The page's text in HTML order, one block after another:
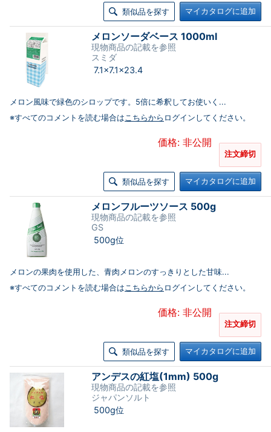
類似品を探す マイカタログに追加
メロンソーダベース 1000ml
現物商品の記載を参照
スミダ
7.1×7.1×23.4
メロン風味で緑色のシロップです。5倍に希釈してお使いく...
※すべてのコメントを読む場合はこちらから ログインしてください。
価格: 非公開
注文締切
類似品を探す マイカタログに追加
メロンフルーツソース 500g
現物商品の記載を参照
GS
500g位
メロンの果肉を使用した、青肉メロンのすっきりとした甘味...
※すべてのコメントを読む場合はこちらから ログインしてください。
価格: 非公開
注文締切
類似品を探す マイカタログに追加
アンデスの紅塩(1mm) 500g
現物商品の記載を参照
ジャパンソルト
500g位